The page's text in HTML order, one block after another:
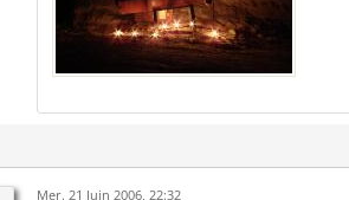
Mer. 21 Juin 2006, 22:32